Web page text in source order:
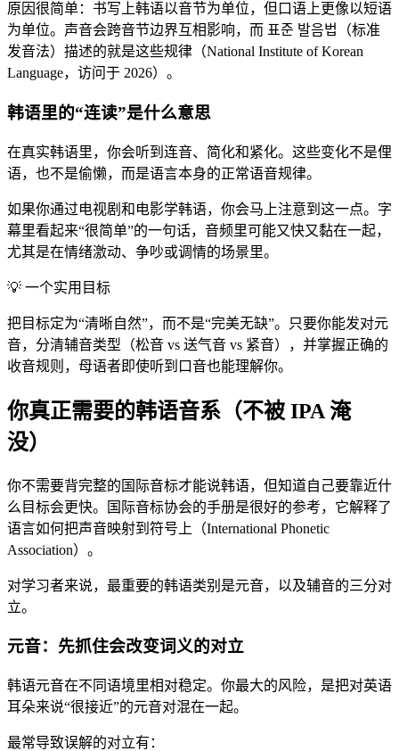
原因很简单：书写上韩语以音节为单位，但口语上更像以短语
为单位。声音会跨音节边界互相影响，而 표준 발음법（标准
发音法）描述的就是这些规律（National Institute of Korean
Language，访问于 2026）。
韩语里的“连读”是什么意思
在真实韩语里，你会听到连音、简化和紧化。这些变化不是俚
语，也不是偷懒，而是语言本身的正常语音规律。
如果你通过电视剧和电影学韩语，你会马上注意到这一点。字
幕里看起来“很简单”的一句话，音频里可能又快又黏在一起，
尤其是在情绪激动、争吵或调情的场景里。
💡 一个实用目标
把目标定为“清晰自然”，而不是“完美无缺”。只要你能发对元
音，分清辅音类型（松音 vs 送气音 vs 紧音），并掌握正确的
收音规则，母语者即使听到口音也能理解你。
你真正需要的韩语音系（不被 IPA 淹
没）
你不需要背完整的国际音标才能说韩语，但知道自己要靠近什
么目标会更快。国际音标协会的手册是很好的参考，它解释了
语言如何把声音映射到符号上（International Phonetic
Association）。
对学习者来说，最重要的韩语类别是元音，以及辅音的三分对
立。
元音：先抓住会改变词义的对立
韩语元音在不同语境里相对稳定。你最大的风险，是把对英语
耳朵来说“很接近”的元音对混在一起。
最常导致误解的对立有：